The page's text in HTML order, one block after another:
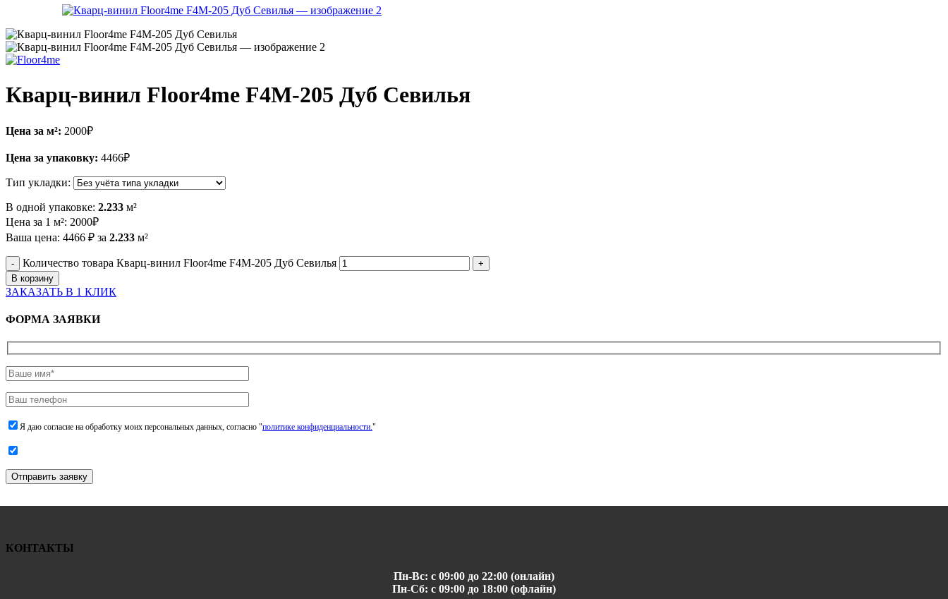
Кварц-винил Floor4me F4M-205 Дуб Севилья
Цена за м²: 2000₽
Цена за упаковку: 4466₽
Тип укладки:
В одной упаковке: 2.233 м²
Цена за 1 м²: 2000₽
Ваша цена: 4466 ₽ за 2.233 м²
Количество товара Кварц-винил Floor4me F4M-205 Дуб Севилья
В корзину
ЗАКАЗАТЬ В 1 КЛИК
ФОРМА ЗАЯВКИ
Я даю согласие на обработку моих персональных данных, согласно "политике конфиденциальности."
Отправить заявку
КОНТАКТЫ
Пн-Вс: с 09:00 до 22:00 (онлайн)
Пн-Сб: с 09:00 до 18:00 (офлайн)